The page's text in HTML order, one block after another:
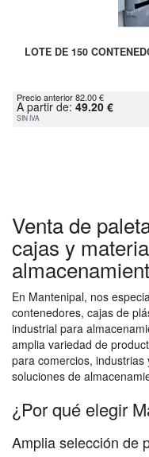
LOTE DE 150
Precio anterior 82.00 €
A partir de: 49.20 €
SIN IVA
Venta de
cajas y
En Mantenipal, nos
contenedores, cajas de
industrial para
amplia variedad de
para comercios,
soluciones de
¿Por qué elegir
Amplia selección de